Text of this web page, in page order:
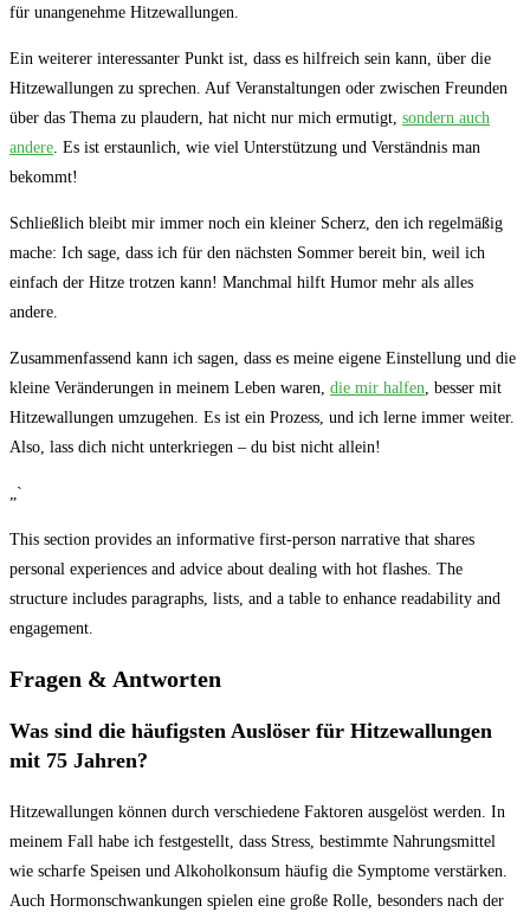
für unangenehme Hitzewallungen.
Ein weiterer interessanter Punkt ‍ist, dass es hilfreich sein kann, über die⁤
Hitzewallungen zu sprechen. Auf⁤ Veranstaltungen oder zwischen Freunden
über das Thema ‍zu​ plaudern, hat nicht nur mich ermutigt, sondern auch
andere . Es ist erstaunlich, wie viel Unterstützung und Verständnis man
bekommt!
Schließlich bleibt mir immer noch ein kleiner Scherz, den ich regelmäßig
‌mache: Ich sage, dass ich für den nächsten Sommer bereit bin, weil​ ich
einfach⁣ der Hitze trotzen kann! Manchmal hilft Humor mehr als alles
andere.
Zusammenfassend kann ich sagen, dass es meine eigene Einstellung und die
kleine ⁣Veränderungen in ⁤meinem Leben waren, die mir halfen , besser mit
Hitzewallungen umzugehen. Es ist⁣ ein​ Prozess, und ich lerne immer weiter.
Also, lass dich nicht unterkriegen – ​du bist nicht allein!
„`
This ‍section provides an informative first-person narrative ‌that shares
personal experiences and advice about dealing with⁤ hot flashes.​ The
structure includes paragraphs, lists, and a table ‌to enhance‌ readability and
⁣engagement.
Fragen & Antworten
Was sind die häufigsten Auslöser für⁤ Hitzewallungen
mit 75 Jahren?
Hitzewallungen können durch verschiedene Faktoren ausgelöst werden. In
meinem Fall habe ich‍ festgestellt, dass Stress, bestimmte Nahrungsmittel
wie scharfe Speisen und⁤ Alkoholkonsum häufig die Symptome verstärken.
Auch Hormonschwankungen spielen eine große Rolle, besonders nach​ der